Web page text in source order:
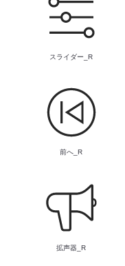
スライダー_R
前へ_R
拡声器_R